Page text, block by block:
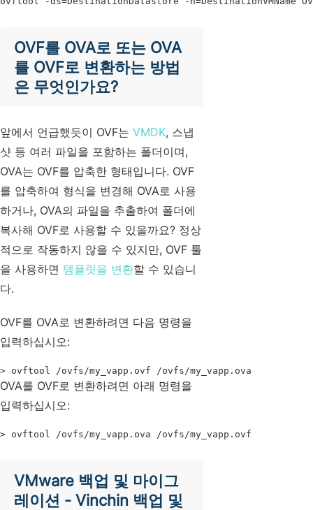
OVF를 OVA로 또는 OVA
를 OVF로 변환하는 방법
은 무엇인가요?
앞에서 언급했듯이 OVF는 VMDK, 스냅
샷 등 여러 파일을 포함하는 폴더이며,
OVA는 OVF를 압축한 형태입니다. OVF
를 압축하여 형식을 변경해 OVA로 사용
하거나, OVA의 파일을 추출하여 폴더에
복사해 OVF로 사용할 수 있을까요? 정상
적으로 작동하지 않을 수 있지만, OVF 툴
을 사용하면 템플릿을 변환할 수 있습니
다.
OVF를 OVA로 변환하려면 다음 명령을
입력하십시오:
> ovftool /ovfs/my_vapp.ovf /ovfs/my_vapp.ova
OVA를 OVF로 변환하려면 아래 명령을
입력하십시오:
> ovftool /ovfs/my_vapp.ova /ovfs/my_vapp.ovf
VMware 백업 및 마이그
레이션 - Vinchin 백업 및